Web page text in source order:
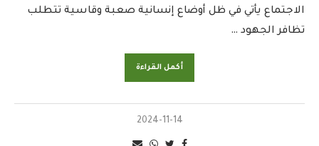
الاجتماع يأتي في ظل أوضاع إنسانية صعبة وقاسية تتطلب
تظافر الجهود …
أكمل القراءة
2024-11-14